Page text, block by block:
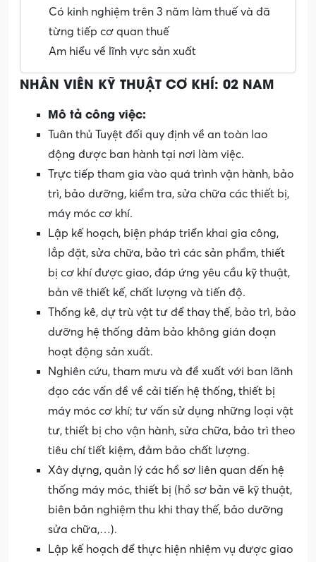
Có kinh nghiệm trên 3 năm làm thuế và đã
từng tiếp cơ quan thuế
Am hiểu về lĩnh vực sản xuất
NHÂN VIÊN KỸ THUẬT CƠ KHÍ: 02 NAM
Mô tả công việc:
Tuân thủ Tuyệt đối quy định về an toàn lao
động được ban hành tại nơi làm việc.
Trực tiếp tham gia vào quá trình vận hành, bảo
trì, bảo dưỡng, kiểm tra, sửa chữa các thiết bị,
máy móc cơ khí.
Lập kế hoạch, biện pháp triển khai gia công,
lắp đặt, sửa chữa, bảo trì các sản phẩm, thiết
bị cơ khí được giao, đáp ứng yêu cầu kỹ thuật,
bản vẽ thiết kế, chất lượng và tiến độ.
Thống kê, dự trù vật tư để thay thế, bảo trì, bảo
dưỡng hệ thống đảm bảo không gián đoạn
hoạt động sản xuất.
Nghiên cứu, tham mưu và đề xuất với ban lãnh
đạo các vấn đề về cải tiến hệ thống, thiết bị
máy móc cơ khí; tư vấn sử dụng những loại vật
tư, thiết bị cho vận hành, sửa chữa, bảo trì theo
tiêu chí tiết kiệm, đảm bảo chất lượng.
Xây dựng, quản lý các hồ sơ liên quan đến hệ
thống máy móc, thiết bị (hồ sơ bản vẽ kỹ thuật,
biên bản nghiệm thu khi thay thế, bảo dưỡng
sửa chữa,…).
Lập kế hoạch để thực hiện nhiệm vụ được giao